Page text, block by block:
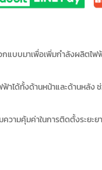
แบบมาเพื่อเพิ่มกำลังผลิตไฟ
าได้ทั้งด้านหน้าและด้านหลัง
ามคุ้มค่าในการติดตั้งระยะย